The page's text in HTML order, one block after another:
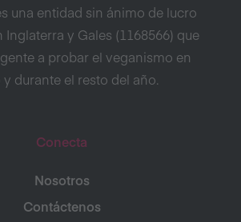
una entidad sin ánimo de lucro
Inglaterra y Gales (1168566) que
a probar el veganismo en
y durante el resto del año.
Conecta
Nosotros
Contáctenos